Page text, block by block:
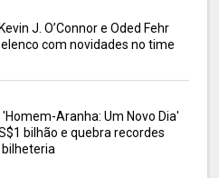
J. O’Connor e Oded Fehr
com novidades no time
'Homem-Aranha: Um Novo Dia'
bilhão e quebra recordes